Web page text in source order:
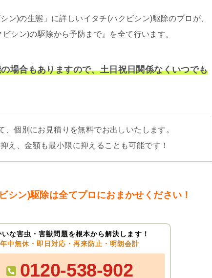
ン)の生態」に詳しいイタチ(ハクビシン)駆除のプロが、
シン)の駆除から予防まで』を全て行います。
場合もありますので、土日祝日関係なくいつでも
個別にお見積りを無料でお出しいたします。
え、金額も最小限に抑えることも可能です！
シン)駆除は全てプロにおまかせください！
な害虫・害獣問題を根本から解決します！
中無休・即日対応・再来防止・明朗会計
0120-538-902